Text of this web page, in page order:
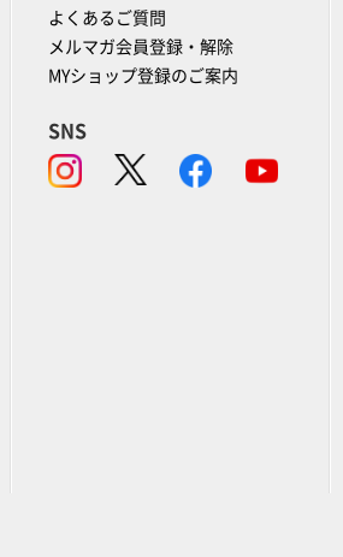
よくあるご質問
メルマガ会員登録・解除
MYショップ登録のご案内
SNS